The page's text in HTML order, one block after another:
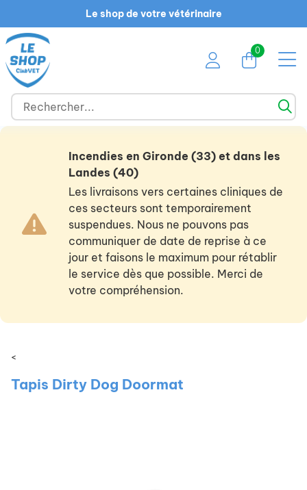
Le shop de votre vétérinaire
0
Incendies en Gironde (33) et dans les
Landes (40)
Les livraisons vers certaines cliniques de
ces secteurs sont temporairement
suspendues. Nous ne pouvons pas
communiquer de date de reprise à ce
jour et faisons le maximum pour rétablir
le service dès que possible. Merci de
votre compréhension.
<
Tapis Dirty Dog Doormat